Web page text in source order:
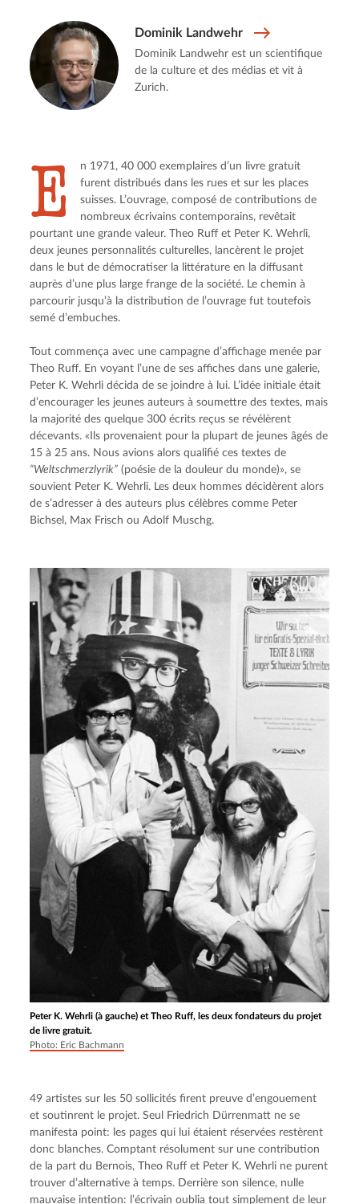
Dominik Landwehr
Dominik Landwehr est un scientifique
de la culture et des médias et vit à
Zurich.
E
n 1971, 40 000 exemplaires d’un livre gratuit
furent distribués dans les rues et sur les places
suisses. L’ouvrage, composé de contributions de
nombreux écrivains contemporains, revêtait
pourtant une grande valeur. Theo Ruff et Peter K. Wehrli,
deux jeunes personnalités culturelles, lancèrent le projet
dans le but de démocratiser la littérature en la diffusant
auprès d’une plus large frange de la société. Le chemin à
parcourir jusqu’à la distribution de l’ouvrage fut toutefois
semé d’embuches.
Tout commença avec une campagne d’affichage menée par
Theo Ruff. En voyant l’une de ses affiches dans une galerie,
Peter K. Wehrli décida de se joindre à lui. L’idée initiale était
d’encourager les jeunes auteurs à soumettre des textes, mais
la majorité des quelque 300 écrits reçus se révélèrent
décevants. «Ils provenaient pour la plupart de jeunes âgés de
“Weltschmerzlyrik” (poésie de la douleur du monde)», se
souvient Peter K. Wehrli. Les deux hommes décidèrent alors
de s’adresser à des auteurs plus célèbres comme Peter
Bichsel, Max Frisch ou Adolf Muschg.
Peter K. Wehrli (à gauche) et Theo Ruff, les deux fondateurs du projet
de livre gratuit.
Photo: Eric Bachmann
49 artistes sur les 50 sollicités firent preuve d’engouement
et soutinrent le projet. Seul Friedrich Dürrenmatt ne se
manifesta point: les pages qui lui étaient réservées restèrent
donc blanches. Comptant résolument sur une contribution
de la part du Bernois, Theo Ruff et Peter K. Wehrli ne purent
trouver d’alternative à temps. Derrière son silence, nulle
mauvaise intention: l’écrivain oublia tout simplement de leur